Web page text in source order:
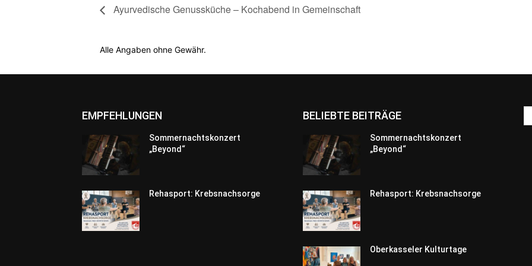
Ayurvedische Genussküche – Kochabend in Gemeinschaft
Alle Angaben ohne Gewähr.
EMPFEHLUNGEN
Sommernachtskonzert
„Beyond“
Rehasport: Krebsnachsorge
BELIEBTE BEITRÄGE
Sommernachtskonzert
„Beyond“
Rehasport: Krebsnachsorge
Oberkasseler Kulturtage